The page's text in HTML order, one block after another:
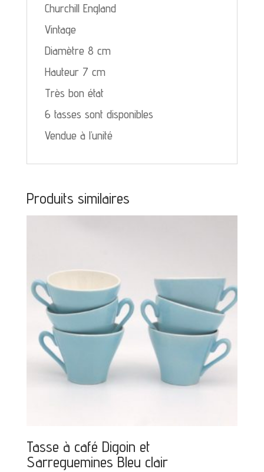
Churchill England
Vintage
Diamètre 8 cm
Hauteur 7 cm
Très bon état
6 tasses sont disponibles
Vendue à l’unité
Produits similaires
Tasse à café Digoin et
Sarreguemines Bleu clair